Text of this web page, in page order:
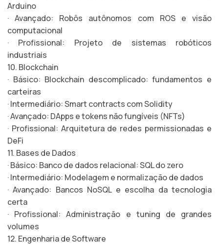
Arduino
· Avançado: Robôs autônomos com ROS e visão
computacional
· Profissional: Projeto de sistemas robóticos
industriais
10. Blockchain
· Básico: Blockchain descomplicado: fundamentos e
carteiras
· Intermediário: Smart contracts com Solidity
· Avançado: DApps e tokens não fungíveis (NFTs)
· Profissional: Arquitetura de redes permissionadas e
DeFi
11. Bases de Dados
· Básico: Banco de dados relacional: SQL do zero
· Intermediário: Modelagem e normalização de dados
· Avançado: Bancos NoSQL e escolha da tecnologia
certa
· Profissional: Administração e tuning de grandes
volumes
12. Engenharia de Software